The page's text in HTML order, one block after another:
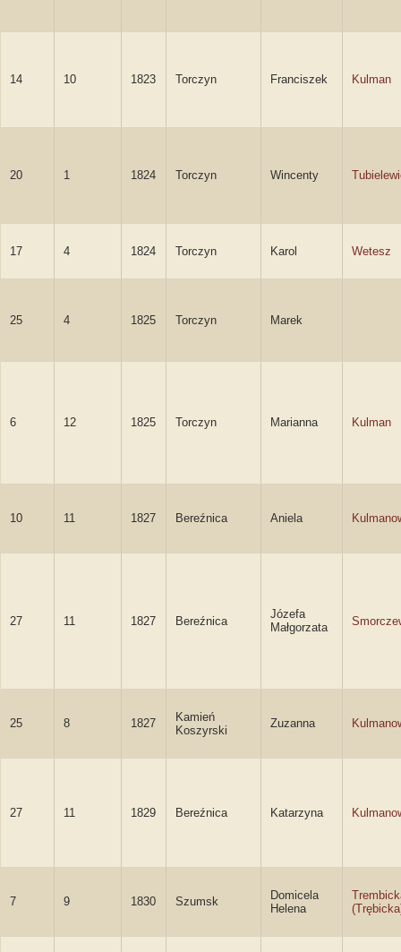
14 10 1823 Torczyn Franciszek Kulman
20 1 1824 Torczyn Wincenty
17 4 1824 Torczyn Karol Wetesz
25 4 1825 Torczyn Marek
6 12 1825 Torczyn Marianna Kulman
10 11 1827 Bereźnica Aniela
27 11 1827 Bereźnica
Józefa
Małgorzata
25 8 1827
Kamień
Koszyrski
Zuzanna
27 11 1829 Bereźnica Katarzyna
7 9 1830 Szumsk
Domicela
Helena